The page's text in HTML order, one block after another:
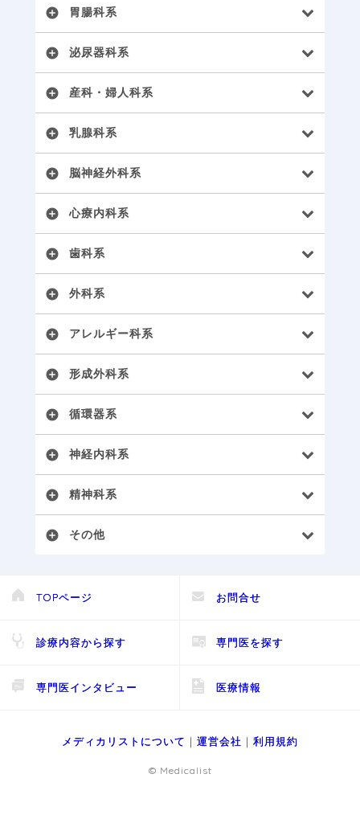
add_circle 胃腸科系
add_circle 泌尿器科系
add_circle 産科・婦人科系
add_circle 乳腺科系
add_circle 脳神経外科系
add_circle 心療内科系
add_circle 歯科系
add_circle 外科系
add_circle アレルギー科系
add_circle 形成外科系
add_circle 循環器系
add_circle 神経内科系
add_circle 精神科系
add_circle その他
TOPページ お問合せ
診療内容から探す 専門医を探す
専門医インタビュー 医療情報
メディカリストについて ｜ 運営会社 ｜ 利用規約
© Medicalist